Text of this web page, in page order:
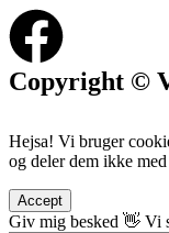
Copyright ©
Hejsa! Vi bruger
og deler dem ikke
Accept
Giv mig besked 👋 Vi